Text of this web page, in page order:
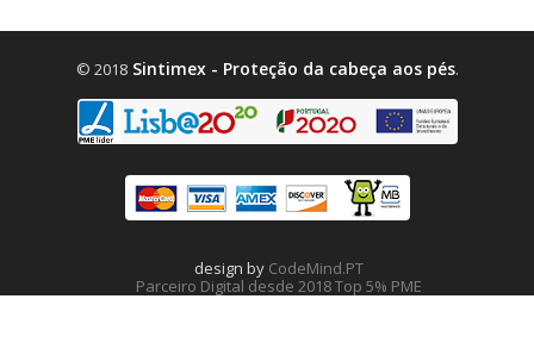
© 2018Sintimex - Proteção da cabeça aos pés.
design by CodeMind.PT
Parceiro Digital desde 2018 Top 5% PME